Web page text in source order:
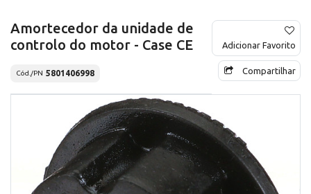
Amortecedor da unidade de
controlo do motor - Case CE
Cód./PN 5801406998
Adicionar Favorito
Compartilhar